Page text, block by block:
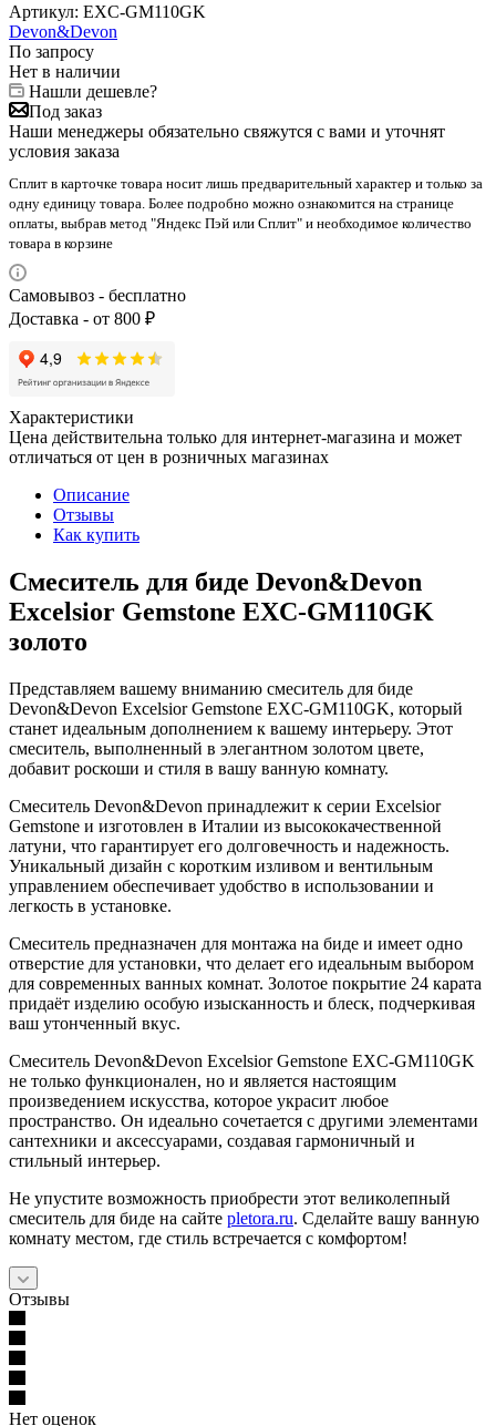
Артикул: EXC-GM110GK
Devon&Devon
По запросу
Нет в наличии
Нашли дешевле?
Под заказ
Наши менеджеры обязательно свяжутся с вами и уточнят
условия заказа
Сплит в карточке товара носит лишь предварительный характер и только за
одну единицу товара. Более подробно можно ознакомится на странице
оплаты, выбрав метод "Яндекс Пэй или Сплит" и необходимое количество
товара в корзине
Самовывоз - бесплатно
Доставка - от 800 ₽
Характеристики
Цена действительна только для интернет-магазина и может
отличаться от цен в розничных магазинах
Описание
Отзывы
Как купить
Смеситель для биде Devon&Devon
Excelsior Gemstone EXC-GM110GK
золото
Представляем вашему вниманию смеситель для биде
Devon&Devon Excelsior Gemstone EXC-GM110GK, который
станет идеальным дополнением к вашему интерьеру. Этот
смеситель, выполненный в элегантном золотом цвете,
добавит роскоши и стиля в вашу ванную комнату.
Смеситель Devon&Devon принадлежит к серии Excelsior
Gemstone и изготовлен в Италии из высококачественной
латуни, что гарантирует его долговечность и надежность.
Уникальный дизайн с коротким изливом и вентильным
управлением обеспечивает удобство в использовании и
легкость в установке.
Смеситель предназначен для монтажа на биде и имеет одно
отверстие для установки, что делает его идеальным выбором
для современных ванных комнат. Золотое покрытие 24 карата
придаёт изделию особую изысканность и блеск, подчеркивая
ваш утонченный вкус.
Смеситель Devon&Devon Excelsior Gemstone EXC-GM110GK
не только функционален, но и является настоящим
произведением искусства, которое украсит любое
пространство. Он идеально сочетается с другими элементами
сантехники и аксессуарами, создавая гармоничный и
стильный интерьер.
Не упустите возможность приобрести этот великолепный
смеситель для биде на сайте pletora.ru. Сделайте вашу ванную
комнату местом, где стиль встречается с комфортом!
Отзывы
Нет оценок